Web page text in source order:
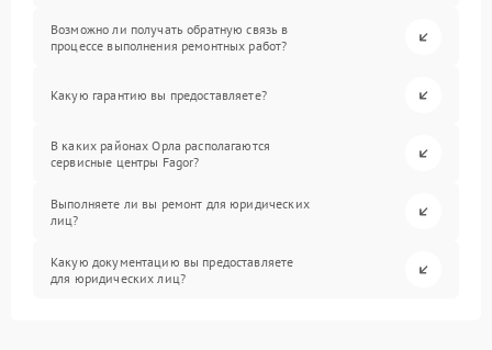
Возможно ли получать обратную связь в
процессе выполнения ремонтных работ?
Какую гарантию вы предоставляете?
В каких районах Орла располагаются
сервисные центры Fagor?
Выполняете ли вы ремонт для юридических
лиц?
Какую документацию вы предоставляете
для юридических лиц?